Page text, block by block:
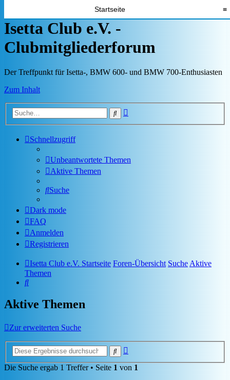
Startseite ≡
Isetta Club e.V. -
Clubmitgliederforum
Der Treffpunkt für Isetta-, BMW 600- und BMW 700-Enthusiasten
Zum Inhalt
Suche
Schnellzugriff
Unbeantwortete Themen
Aktive Themen
Suche
Dark mode
FAQ
Anmelden
Registrieren
Isetta Club e.V. Startseite Foren-Übersicht Suche Aktive
Themen
Suche
Aktive Themen
Zur erweiterten Suche
Suche
Die Suche ergab 1 Treffer • Seite 1 von 1